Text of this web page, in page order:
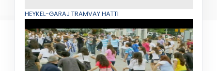
HEYKEL-GARAJ TRAMVAY HATTI